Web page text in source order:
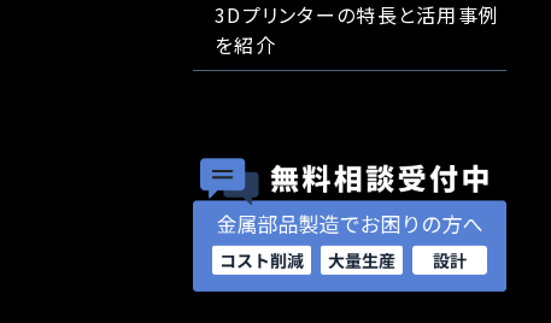
3Dプリンターの特長と活用事例
を紹介